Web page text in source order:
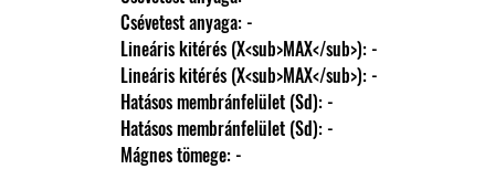
                Csévetest anyaga: -
                Lineáris kitérés (X<sub>MAX</sub>): -
                Lineáris kitérés (X<sub>MAX</sub>): -
                Hatásos membránfelület (Sd): -
                Hatásos membránfelület (Sd): -
                Mágnes tömege: -